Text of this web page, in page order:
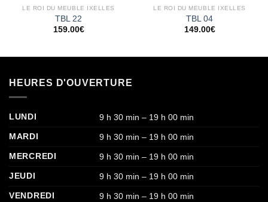
LE ROI DU MEUBLE IXELLES
TBL 22
159.00€
LE ROI DU MEUBLE IXELLES
TBL 04
149.00€
HEURES D'OUVERTURE
LUNDI
9 h 30 min – 19 h 00 min
MARDI
9 h 30 min – 19 h 00 min
MERCREDI
9 h 30 min – 19 h 00 min
JEUDI
9 h 30 min – 19 h 00 min
VENDREDI
9 h 30 min – 19 h 00 min